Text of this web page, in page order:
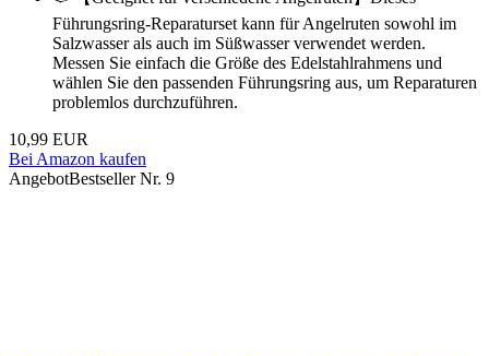
Führungsring-Reparaturset kann für Angelruten sowohl im
Salzwasser als auch im Süßwasser verwendet werden.
Messen Sie einfach die Größe des Edelstahlrahmens und
wählen Sie den passenden Führungsring aus, um Reparaturen
problemlos durchzuführen.
10,99 EUR
Bei Amazon kaufen
AngebotBestseller Nr. 9